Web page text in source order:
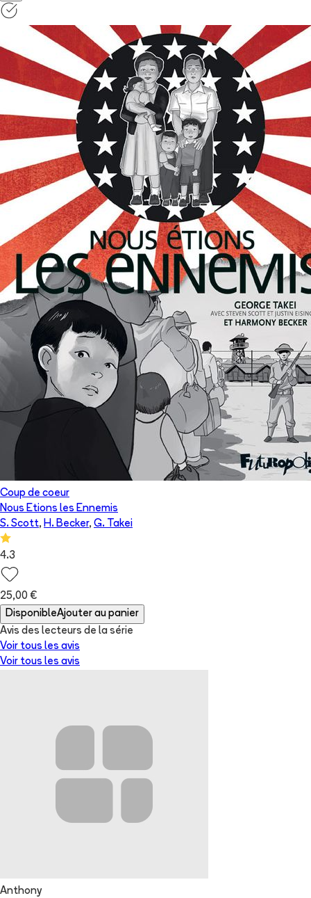
Coup de coeur
Nous Etions les Ennemis
S. Scott, H. Becker, G. Takei
4.3
25,00 €
DisponibleAjouter au panier
Avis des lecteurs de la série
Voir tous les avis
Voir tous les avis
Anthony